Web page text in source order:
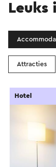
Leuks
Attracties
Hotel